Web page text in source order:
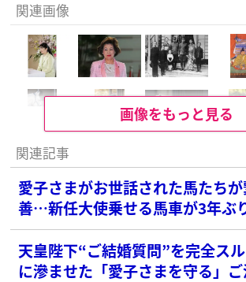
関連画像
画像をもっと見る
関連記事
愛子さまがお世話された馬たち
善…新任大使乗せる馬車が3年ぶ
天皇陛下“ご結婚質問”を完全ス
に滲ませた「愛子さまを守る」